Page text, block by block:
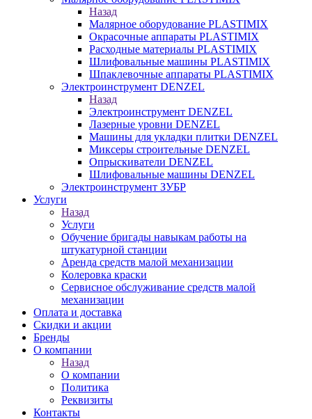
Назад
Малярное оборудование PLASTIMIX
Окрасочные аппараты PLASTIMIX
Расходные материалы PLASTIMIX
Шлифовальные машины PLASTIMIX
Шпаклевочные аппараты PLASTIMIX
Электроинструмент DENZEL
Назад
Электроинструмент DENZEL
Лазерные уровни DENZEL
Машины для укладки плитки DENZEL
Миксеры строительные DENZEL
Опрыскиватели DENZEL
Шлифовальные машины DENZEL
Электроинструмент ЗУБР
Услуги
Назад
Услуги
Обучение бригады навыкам работы на
штукатурной станции
Аренда средств малой механизации
Колеровка краски
Сервисное обслуживание средств малой
механизации
Оплата и доставка
Скидки и акции
Бренды
О компании
Назад
О компании
Политика
Реквизиты
Контакты